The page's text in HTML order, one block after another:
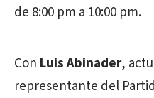
de 8:00 pm a 10:00 pm.
Con Luis Abinader,
representante del